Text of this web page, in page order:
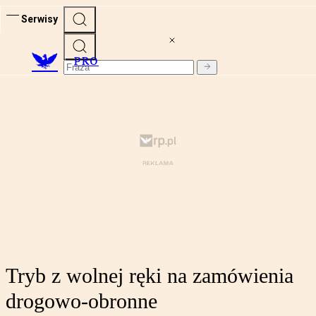
Serwisy
PRO
Tryb z wolnej ręki na zamówienia
drogowo-obronne